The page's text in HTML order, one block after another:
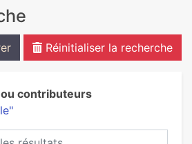
Réinitialiser la recherche
contributeurs
résultats...